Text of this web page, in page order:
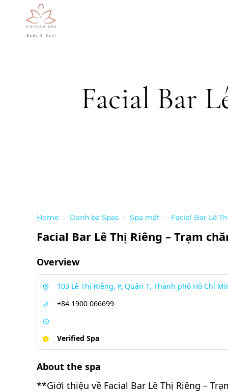
Skip to main content
Facial Bar
Home Danh bạ Spas Spa mặt Facial Bar Lê
Facial Bar Lê Thị Riêng – Trạm
Overview
103 Lê Thị Riêng, P, Quận 1, Thành phố Hồ Chí
+84 1900 066699
Verified Spa
About the spa
**Giới thiệu về Facial Bar Lê Thị Riêng –